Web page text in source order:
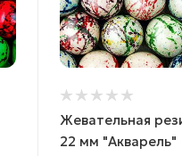
Жевательная
22 мм "Акварель"